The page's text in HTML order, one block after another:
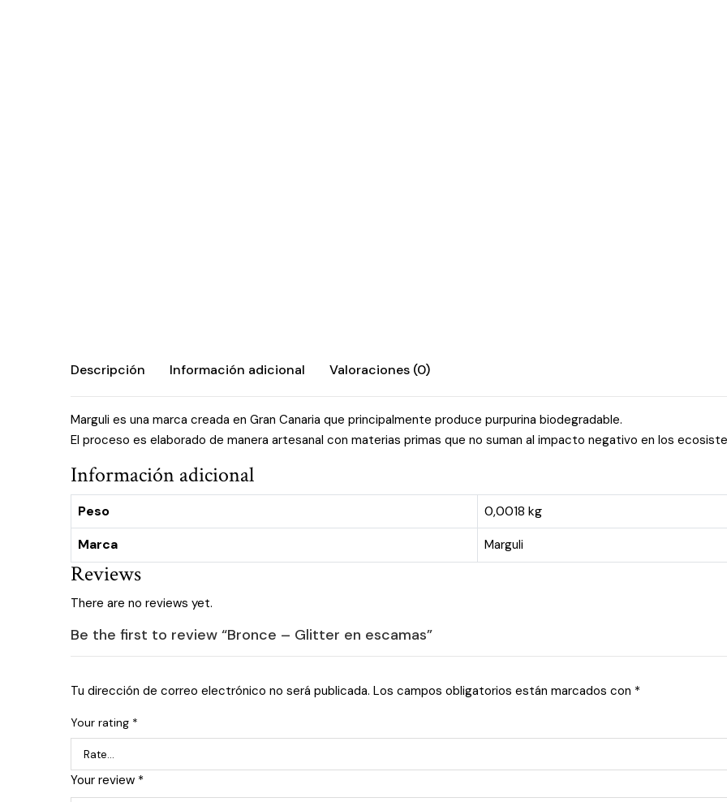
Descripción Información adicional Valoraciones (0)
Marguli es una marca creada en Gran Canaria que principalmente produce purpurina biodegradable.
El proceso es elaborado de manera artesanal con materias primas que no suman al impacto negativo en los
Información adicional
Peso
0,0018 kg
Marca
Marguli
Reviews
There are no reviews yet.
Be the first to review “Bronce – Glitter en escamas”
Tu dirección de correo electrónico no será publicada. Los campos obligatorios están marcados con *
Your rating *
Your review *